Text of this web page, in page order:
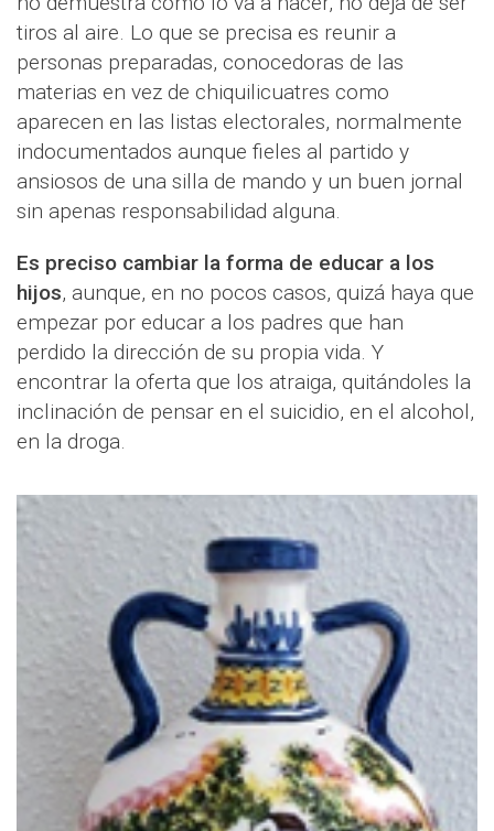
tiros al aire. Lo que se precisa es reunir a
personas preparadas, conocedoras de las
materias en vez de chiquilicuatres como
aparecen en las listas electorales, normalmente
indocumentados aunque fieles al partido y
ansiosos de una silla de mando y un buen jornal
sin apenas responsabilidad alguna.
Es preciso cambiar la forma de educar a los
hijos, aunque, en no pocos casos, quizá haya que
empezar por educar a los padres que han
perdido la dirección de su propia vida. Y
encontrar la oferta que los atraiga, quitándoles la
inclinación de pensar en el suicidio, en el alcohol,
en la droga.